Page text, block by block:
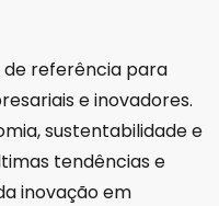
de referência para
e inovadores.
sustentabilidade e
tendências e
inovação em